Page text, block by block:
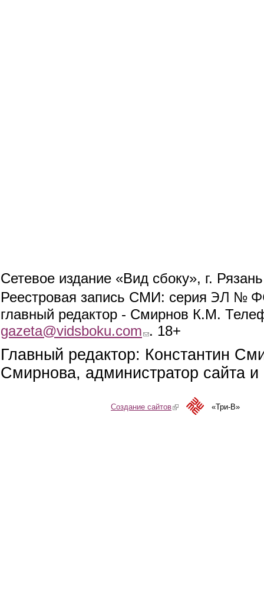
Сетевое издание «Вид сбоку», г.
Реестровая запись СМИ: серия ЭЛ №
главный редактор - Смирнов К.М.
gazeta@vidsboku.com (link sends e-mail)
. 18+
Главный редактор: Константин
Смирнова, администратор сайта
Создание сайтов(link is external)«Три-В»